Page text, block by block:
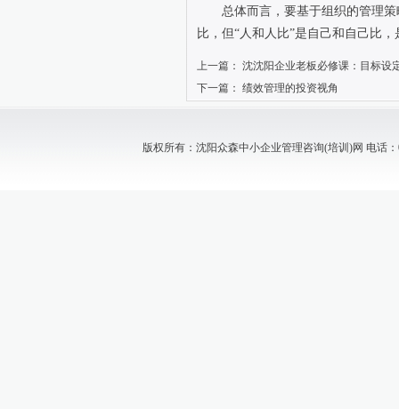
总体而言，要基于组织的管理
比，但“人和人比”是自己和自己比
上一篇： 沈沈阳企业老板必修课：目标设
下一篇： 绩效管理的投资视角
版权所有：沈阳众森中小企业管理咨询(培训)网 电话：